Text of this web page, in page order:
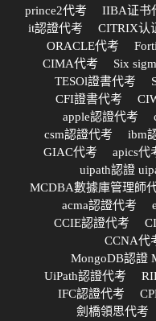
prince2代考
IIBA证书
it認證代考
CITRIX认
ORACLE代考
CIMA代考
Six
TESOl證書代考
CFI證書代考
apple認證代考
csm認證代考
ibm
GIAC代考
apics代
uipath認證
MCDBA數據庫管理師
acma認證代考
CCIE認證代考
CCNA代
MongoDB認證
UiPath認證代考
IFC認證代考
劍橋領思代考